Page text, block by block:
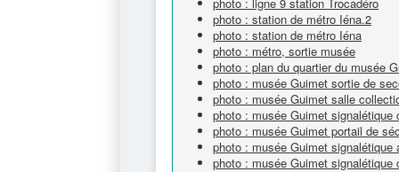
photo : station de métro Iéna.2
photo : station de métro Iéna
photo : métro, sortie musée
photo : plan du quartier du musée
photo : musée Guimet sortie de
photo : musée Guimet salle
photo : musée Guimet signalétique
photo : musée Guimet portail de
photo : musée Guimet signalétique
photo : musée Guimet signalétique